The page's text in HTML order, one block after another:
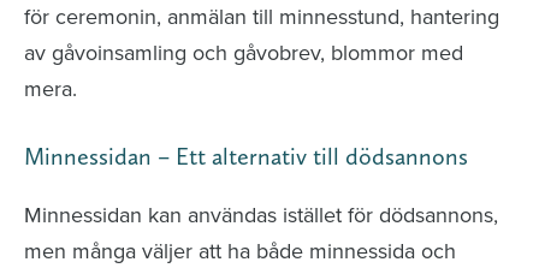
för ceremonin, anmälan till minnesstund, hantering
av gåvoinsamling och gåvobrev, blommor med
mera.
Minnessidan – Ett alternativ till dödsannons
Minnessidan kan användas istället för dödsannons,
men många väljer att ha både minnessida och